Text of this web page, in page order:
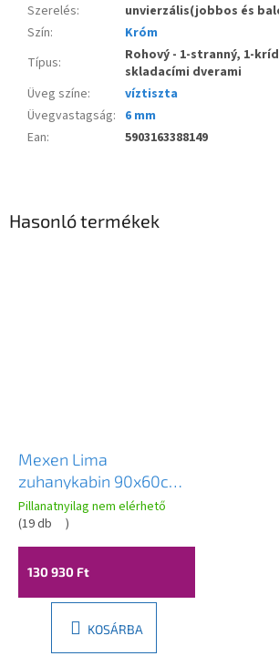
Szerelés:
unvierzális(jobbos és
Szín:
Króm
Típus:
Rohový - 1-stranný, 1-
skladacími dverami
Üveg színe:
víztiszta
Üvegvastagság: 6 mm
Ean: 5903163388149
Hasonló termékek
Mexen Lima
zuhanykabin 90x60cm,
6mm üveg, króm profil-
szürke üveg, 856-090-
060-01-40
Pillanatnyilag nem elérhető
(19 db )
130 930 Ft
KOSÁRBA